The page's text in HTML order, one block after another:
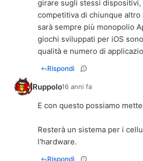
girare sugli stessi dispositivi,
competitiva di chiunque
sarà sempre più monopolio
giochi sviluppati per iOS
qualità e numero di
Rispondi
Ruppolo16 anni fa
E con questo possiamo
Resterà un sistema per i
l'hardware.
Rispondi